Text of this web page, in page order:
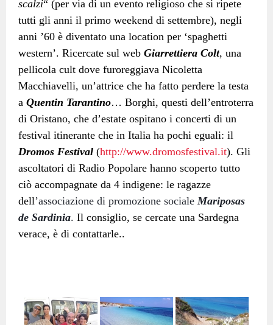
scalzi“ (per via di un evento religioso che si ripete
tutti gli anni il primo weekend di settembre), negli
anni ’60 è diventato una location per ‘spaghetti
western’. Ricercate sul webGiarrettiera Colt, una
pellicola cult dove furoreggiava Nicoletta
Macchiavelli, un’attrice che ha fatto perdere la testa
aQuentin Tarantino… Borghi, questi dell’entroterra
di Oristano, che d’estate ospitano i concerti di un
festival itinerante che in Italia ha pochi eguali: il
Dromos Festival (http://www.dromosfestival.it). Gli
ascoltatori di Radio Popolare hanno scoperto tutto
ciò accompagnate da 4 indigene: le ragazze
dell’associazione di promozione socialeMariposas
de Sardinia.Il consiglio, se cercate una Sardegna
verace, è di contattarle..